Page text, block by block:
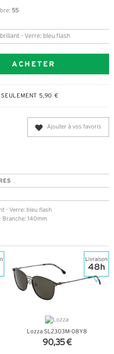
55
- Verre: bleu flash
ACHETER
SEULEMENT 5,90 €
Ajouter à vos favoris
- Verre: bleu flash
Branche: 140mm
Lozza SL2303M-08Y8
90,35 €